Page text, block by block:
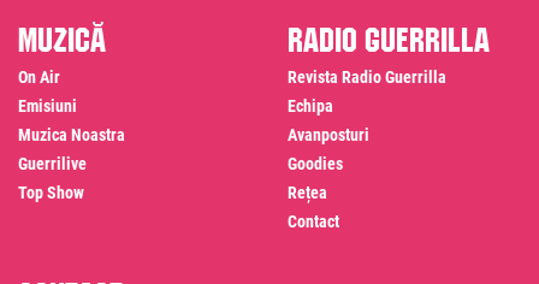
Muzică
On Air
Emisiuni
Muzica Noastra
Guerrilive
Top Show
Radio Guerrilla
Revista Radio Guerrilla
Echipa
Avanposturi
Goodies
Rețea
Contact